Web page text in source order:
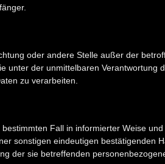
oder andere Stelle außer der
unter der unmittelbaren Verantwortung
zu verarbeiten.
Fall in informierter Weise
sonstigen eindeutigen bestätigenden
der sie betreffenden